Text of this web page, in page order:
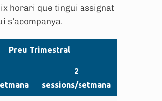
horari que tingui assignat
s’acompanya.
Preu Trimestral
2
sessions/setmana